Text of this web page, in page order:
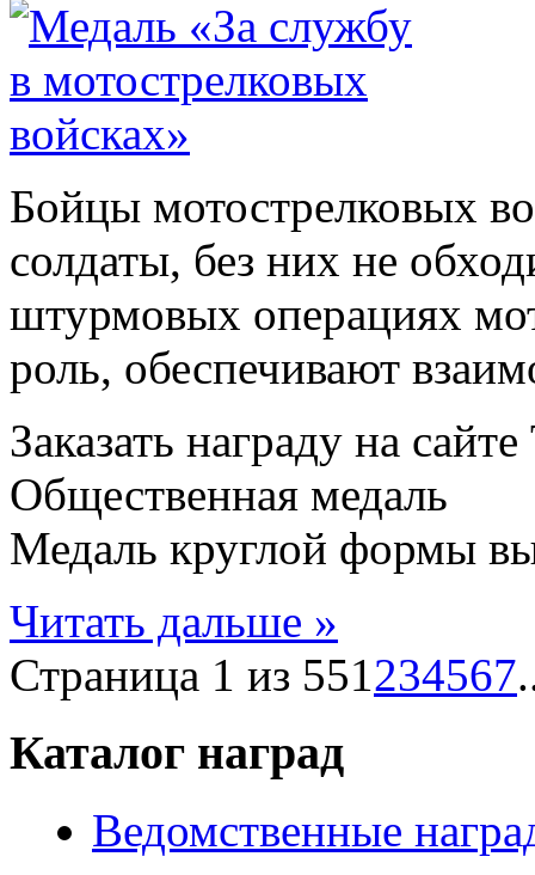
Бойцы мотострелковых
солдаты, без них не
штурмовых операциях
роль, обеспечивают
Заказать награду на
Общественная медаль
Медаль круглой формы
Читать дальше »
Страница 1 из 551234567
Каталог наград
Ведомственные